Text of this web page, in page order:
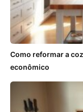
Como reformar a
econômico